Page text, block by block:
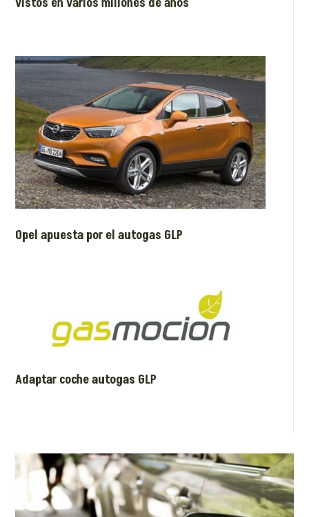
Opel apuesta por el autogas GLP
Adaptar coche autogas GLP